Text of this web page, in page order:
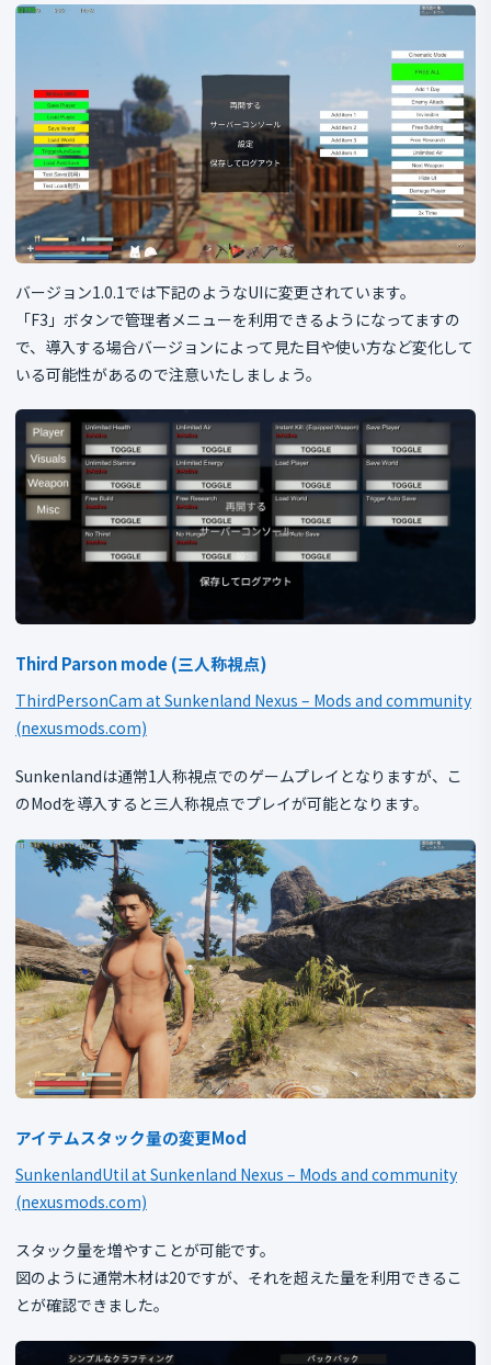
バージョン1.0.1では下記のようなUIに変更されています。
「F3」ボタンで管理者メニューを利用できるようになってますの
で、導入する場合バージョンによって見た目や使い方など変化して
いる可能性があるので注意いたしましょう。
Third Parson mode (三人称視点)
ThirdPersonCam at Sunkenland Nexus – Mods and community
(nexusmods.com)
Sunkenlandは通常1人称視点でのゲームプレイとなりますが、こ
のModを導入すると三人称視点でプレイが可能となります。
アイテムスタック量の変更Mod
SunkenlandUtil at Sunkenland Nexus – Mods and community
(nexusmods.com)
スタック量を増やすことが可能です。
図のように通常木材は20ですが、それを超えた量を利用できるこ
とが確認できました。